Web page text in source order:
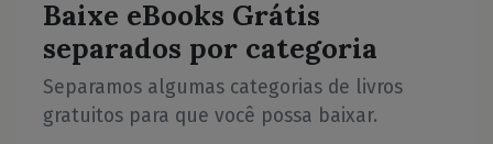
Baixe eBooks Grátis
separados por categoria
Separamos algumas categorias de livros
gratuitos para que você possa baixar.